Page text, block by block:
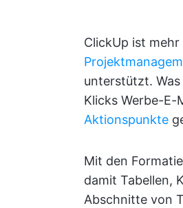
ClickUp ist
unterstützt.
Klicks Werbe-E-
Aktionspunkte
Mit den
damit Tabellen,
Abschnitte von